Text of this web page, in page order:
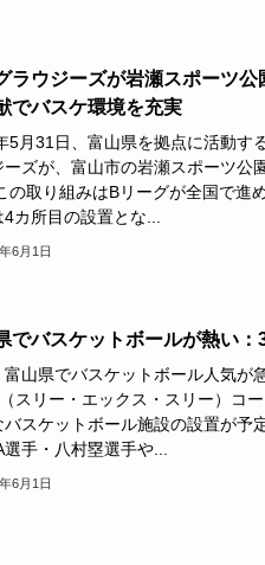
ラウジーズが岩瀬スポーツ
でバスケ環境を充実
5月31日、富山県を拠点に活動す
ーズが、富山市の岩瀬スポーツ公
の取り組みはBリーグが全国で進
カ所目の設置とな...
6月1日
でバスケットボールが熱い
富山県でバスケットボール人気が
スリー・エックス・スリー）コ
バスケットボール施設の設置が予
手・八村塁選手や...
6月1日